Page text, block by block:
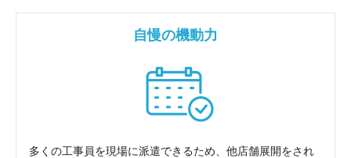
自慢の機動力
多くの工事員を現場に派遣できるため、他店舗展開をされ